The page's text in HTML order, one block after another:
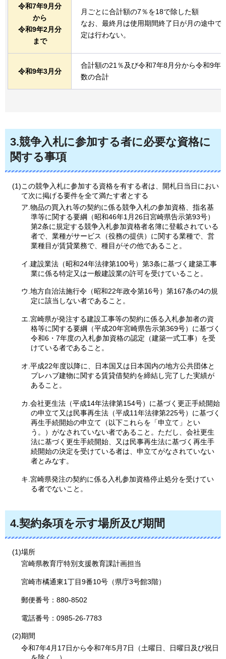
令和7年9月分
から
令和9年2月分
まで
月ごとに合計額の7％を18で除した額
なお、最終月は使用期間終了日が月の途中で
定は行わない。
令和9年3月分
合計額の21％及び令和7年8月分から令和9年
数の合計
3.競争入札に参加する者に必要な資格に
関する事項
(1)この競争入札に参加する資格を有する者は、開札日当日におい
て次に掲げる要件を全て満たす者とする
ア.物品の買入れ等の契約に係る競争入札の参加資格、指名基
準等に関する要綱（昭和46年1月26日宮崎県告示第93号）
第2条に規定する競争入札参加資格者名簿に登載されている
者で、業種がサービス（役務の提供）に関する業種で、営
業種目が賃貸業務で、種目がその他であること。
イ.建設業法（昭和24年法律第100号）第3条に基づく建築工事
業に係る特定又は一般建設業の許可を受けていること。
ウ.地方自治法施行令（昭和22年政令第16号）第167条の4の規
定に該当しない者であること。
エ.宮崎県が発注する建設工事等の契約に係る入札参加者の資
格等に関する要綱（平成20年宮崎県告示第369号）に基づく
令和6・7年度の入札参加資格の認定（建築一式工事）を受
けている者であること。
オ.平成22年度以降に、日本国又は日本国内の地方公共団体と
プレハブ建物に関する賃貸借契約を締結し完了した実績が
あること。
カ.会社更生法（平成14年法律第154号）に基づく更正手続開始
の申立て又は民事再生法（平成11年法律第225号）に基づく
再生手続開始の申立て（以下これらを「申立て」とい
う。）がなされていない者であること。ただし、会社更生
法に基づく更生手続開始、又は民事再生法に基づく再生手
続開始の決定を受けている者は、申立てがなされていない
者とみなす。
キ.宮崎県発注の契約に係る入札参加資格停止処分を受けてい
る者でないこと。
4.契約条項を示す場所及び期間
(1)場所
宮崎県教育庁特別支援教育課計画担当
宮崎市橘通東1丁目9番10号（県庁3号館3階）
郵便番号：880-8502
電話番号：0985-26-7783
(2)期間
令和7年4月17日から令和7年5月7日（土曜日、日曜日及び祝日
を除く。）